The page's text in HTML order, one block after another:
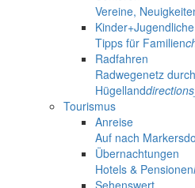
Vereine,
Kinder+Jugendliche
Tipps für Familien
Radfahren
Radwegenetz
Hügelland
Tourismus
Anreise
Auf nach
Übernachtungen
Hotels & Pensionen
Sehenswert